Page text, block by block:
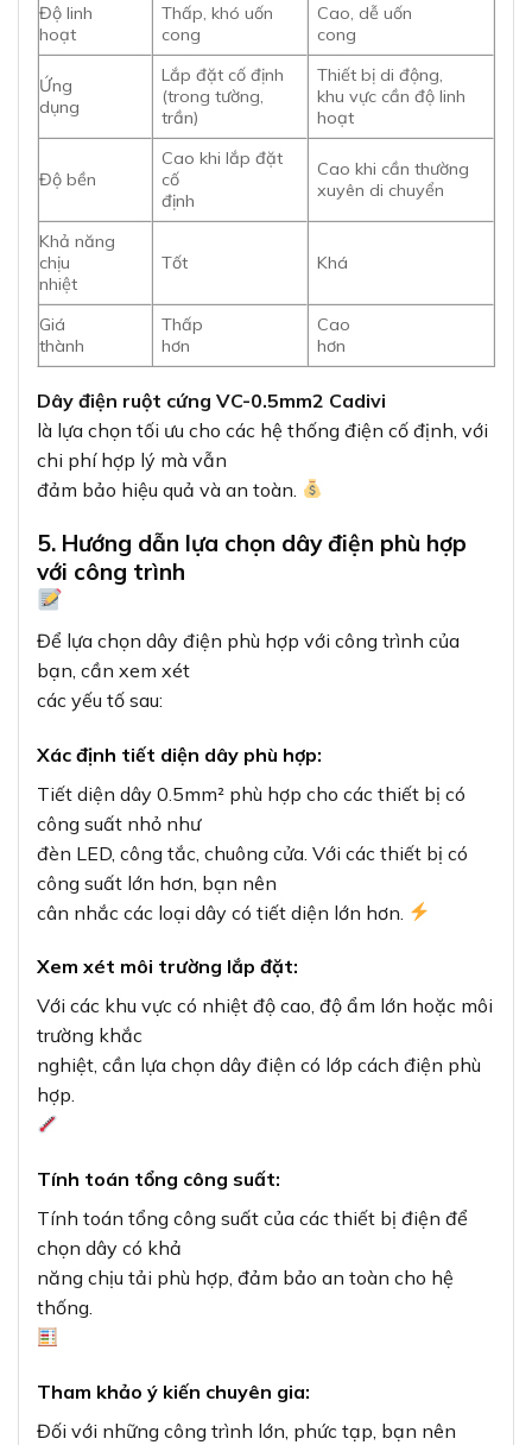
Độ linh
hoạt
Thấp, khó uốn
cong
Cao, dễ uốn
cong
Ứng
dụng
Lắp đặt cố định
(trong tường,
trần)
Thiết bị di động,
khu vực cần độ linh
hoạt
Độ bền
Cao khi lắp đặt
cố
định
Cao khi cần thường
xuyên di chuyển
Khả năng
chịu
nhiệt
Tốt Khá
Giá
thành
Thấp
hơn
Cao
hơn
Dây điện ruột cứng VC-0.5mm2 Cadivi
là lựa chọn tối ưu cho các hệ thống điện cố định, với
chi phí hợp lý mà vẫn
đảm bảo hiệu quả và an toàn.
5. Hướng dẫn lựa chọn dây điện phù hợp
với công trình
Để lựa chọn dây điện phù hợp với công trình của
bạn, cần xem xét
các yếu tố sau:
Xác định tiết diện dây phù hợp:
Tiết diện dây 0.5mm² phù hợp cho các thiết bị có
công suất nhỏ như
đèn LED, công tắc, chuông cửa. Với các thiết bị có
công suất lớn hơn, bạn nên
cân nhắc các loại dây có tiết diện lớn hơn.
Xem xét môi trường lắp đặt:
Với các khu vực có nhiệt độ cao, độ ẩm lớn hoặc môi
trường khắc
nghiệt, cần lựa chọn dây điện có lớp cách điện phù
hợp.
Tính toán tổng công suất:
Tính toán tổng công suất của các thiết bị điện để
chọn dây có khả
năng chịu tải phù hợp, đảm bảo an toàn cho hệ
thống.
Tham khảo ý kiến chuyên gia:
Đối với những công trình lớn, phức tạp, bạn nên